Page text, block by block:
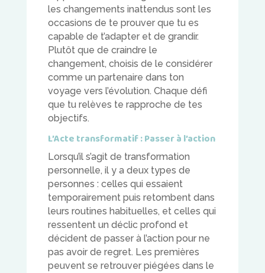
les changements inattendus sont les
occasions de te prouver que tu es
capable de t’adapter et de grandir.
Plutôt que de craindre le
changement, choisis de le considérer
comme un partenaire dans ton
voyage vers l’évolution. Chaque défi
que tu relèves te rapproche de tes
objectifs.
L’Acte transformatif : Passer à l’action
Lorsqu’il s’agit de transformation
personnelle, il y a deux types de
personnes : celles qui essaient
temporairement puis retombent dans
leurs routines habituelles, et celles qui
ressentent un déclic profond et
décident de passer à l’action pour ne
pas avoir de regret. Les premières
peuvent se retrouver piégées dans le